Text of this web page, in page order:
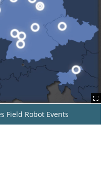
Field Robot Events